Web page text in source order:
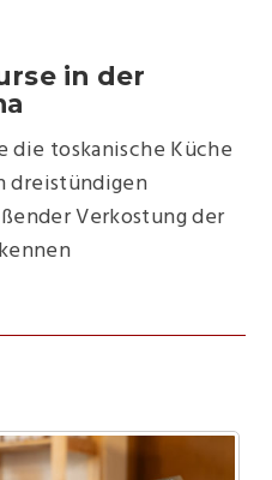
in der
die toskanische Küche
dreistündigen
Verkostung der